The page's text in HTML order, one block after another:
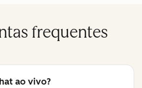
frequentes
ao vivo?